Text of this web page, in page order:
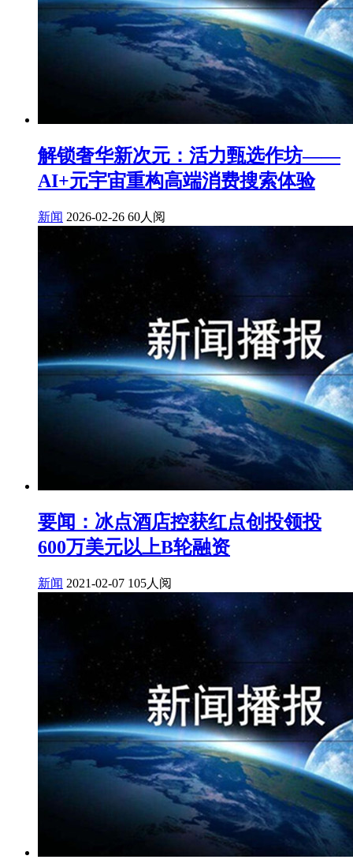
解锁奢华新次元：活力甄选作坊——
AI+元宇宙重构高端消费搜索体验
新闻 2026-02-26 60人阅
要闻：冰点酒店控获红点创投领投
600万美元以上B轮融资
新闻 2021-02-07 105人阅